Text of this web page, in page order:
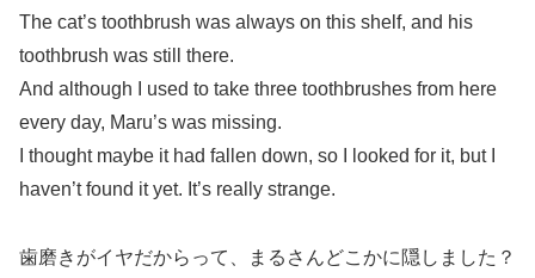
The cat’s toothbrush was always on this shelf, and his
toothbrush was still there.
And although I used to take three toothbrushes from here
every day, Maru’s was missing.
I thought maybe it had fallen down, so I looked for it, but I
haven’t found it yet. It’s really strange.
歯磨きがイヤだからって、まるさんどこかに隠しました？